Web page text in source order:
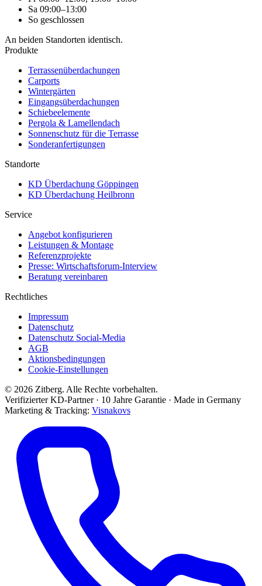
Sa 09:00–13:00
So geschlossen
An beiden Standorten identisch.
Produkte
Terrassenüberdachungen
Carports
Wintergärten
Eingangsüberdachungen
Schiebeelemente
Pergola & Lamellendach
Sonnenschutz für die Terrasse
Sonderanfertigungen
Standorte
KD Überdachung Göppingen
KD Überdachung Heilbronn
Service
Angebot konfigurieren
Leistungen & Montage
Referenzprojekte
Presse: Wirtschaftsforum-Interview
Beratung vereinbaren
Rechtliches
Impressum
Datenschutz
Datenschutz Social-Media
AGB
Aktionsbedingungen
Cookie-Einstellungen
© 2026 Zitberg. Alle Rechte vorbehalten.
Verifizierter KD-Partner · 10 Jahre Garantie · Made in Germany
Marketing & Tracking: Visnakovs